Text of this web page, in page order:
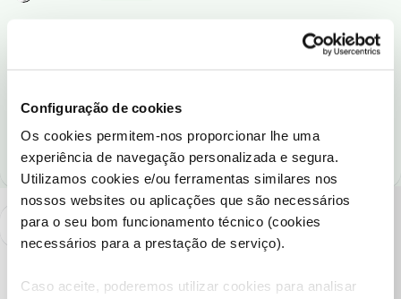
Configuração de cookies
Os cookies permitem-nos proporcionar lhe uma
experiência de navegação personalizada e segura.
Utilizamos cookies e/ou ferramentas similares nos
nossos websites ou aplicações que são necessários
para o seu bom funcionamento técnico (cookies
necessários para a prestação de serviço).
Caso aceite, poderemos utilizar cookies para analisar
validação que foi enviado para a morada de faturação que tem
"Eu sou imune"